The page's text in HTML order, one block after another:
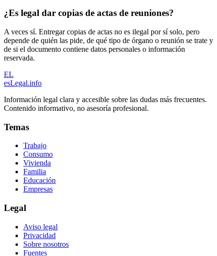
¿Es legal dar copias de actas de reuniones?
A veces sí. Entregar copias de actas no es ilegal por sí solo, pero
depende de quién las pide, de qué tipo de órgano o reunión se trate y
de si el documento contiene datos personales o información
reservada.
EL
esLegal.info
Información legal clara y accesible sobre las dudas más frecuentes.
Contenido informativo, no asesoría profesional.
Temas
Trabajo
Consumo
Vivienda
Familia
Educación
Empresas
Legal
Aviso legal
Privacidad
Sobre nosotros
Fuentes